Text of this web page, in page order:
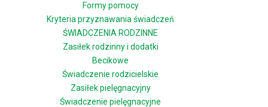
Formy pomocy
Kryteria przyznawania świadczeń
ŚWIADCZENIA RODZINNE
Zasiłek rodzinny i dodatki
Becikowe
Świadczenie rodzicielskie
Zasiłek pielęgnacyjny
Świadczenie pielęgnacyjne